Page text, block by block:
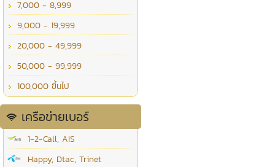
7,000 - 8,999
9,000 - 19,999
20,000 - 49,999
50,000 - 99,999
100,000 ขึ้นไป
เครือข่ายเบอร์
1-2-Call, AIS
Happy, Dtac, Trinet